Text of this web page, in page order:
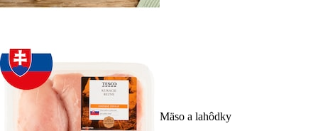
Mäso a lahôdky